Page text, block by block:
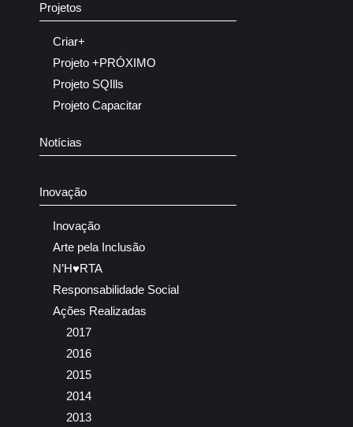
Projetos
Criar+
Projeto +PRÓXIMO
Projeto SQIlls
Projeto Capacitar
Notícias
Inovação
Inovação
Arte pela Inclusão
N’H♥RTA
Responsabilidade Social
Ações Realizadas
2017
2016
2015
2014
2013